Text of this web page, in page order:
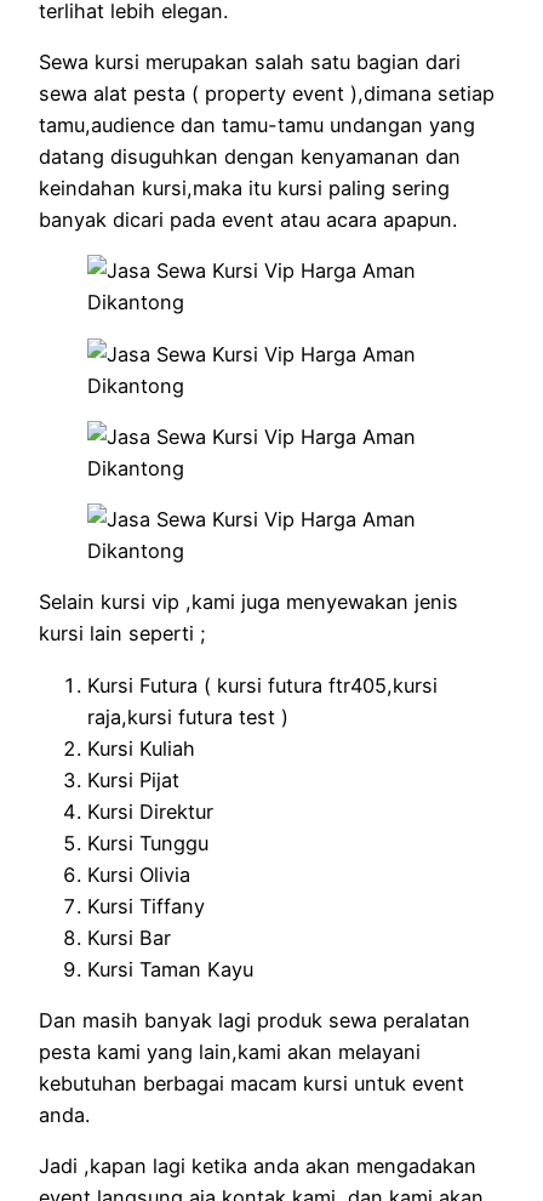
terlihat lebih elegan.
Sewa kursi merupakan salah satu bagian dari
sewa alat pesta ( property event ),dimana setiap
tamu,audience dan tamu-tamu undangan yang
datang disuguhkan dengan kenyamanan dan
keindahan kursi,maka itu kursi paling sering
banyak dicari pada event atau acara apapun.
Selain kursi vip ,kami juga menyewakan jenis
kursi lain seperti ;
Kursi Futura ( kursi futura ftr405,kursi
raja,kursi futura test )
Kursi Kuliah
Kursi Pijat
Kursi Direktur
Kursi Tunggu
Kursi Olivia
Kursi Tiffany
Kursi Bar
Kursi Taman Kayu
Dan masih banyak lagi produk sewa peralatan
pesta kami yang lain,kami akan melayani
kebutuhan berbagai macam kursi untuk event
anda.
Jadi ,kapan lagi ketika anda akan mengadakan